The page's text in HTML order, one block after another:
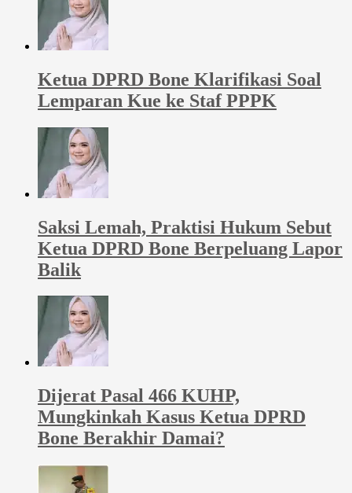
Ketua DPRD Bone Klarifikasi Soal
Lemparan Kue ke Staf PPPK
Saksi Lemah, Praktisi Hukum Sebut
Ketua DPRD Bone Berpeluang Lapor
Balik
Dijerat Pasal 466 KUHP,
Mungkinkah Kasus Ketua DPRD
Bone Berakhir Damai?